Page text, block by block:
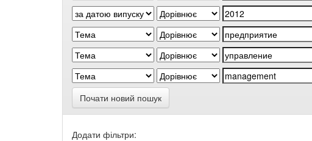
Почати новий пошук
Додати фільтри: